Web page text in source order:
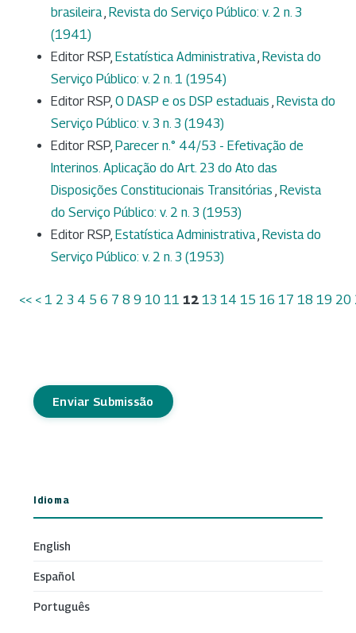
brasileira, Revista do Serviço Público: v. 2 n. 3
(1941)
Editor RSP, Estatística Administrativa, Revista do
Serviço Público: v. 2 n. 1 (1954)
Editor RSP, O DASP e os DSP estaduais , Revista do
Serviço Público: v. 3 n. 3 (1943)
Editor RSP, Parecer n.° 44/53 - Efetivação de
Interinos. Aplicação do Art. 23 do Ato das
Disposições Constitucionais Transitórias , Revista
do Serviço Público: v. 2 n. 3 (1953)
Editor RSP, Estatística Administrativa, Revista do
Serviço Público: v. 2 n. 3 (1953)
<< < 1 2 3 4 5 6 7 8 9 10 11 12 13 14 15 16 17 18 19 20
Enviar Submissão
Idioma
English
Español
Português